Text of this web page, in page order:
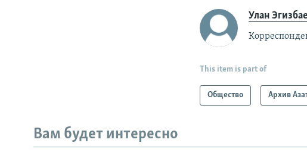
Улан
This item is part of
Общество Архив
Вам будет интересно